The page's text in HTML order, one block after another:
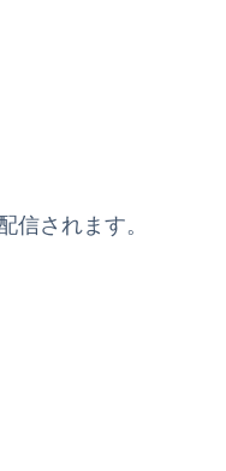
されます。